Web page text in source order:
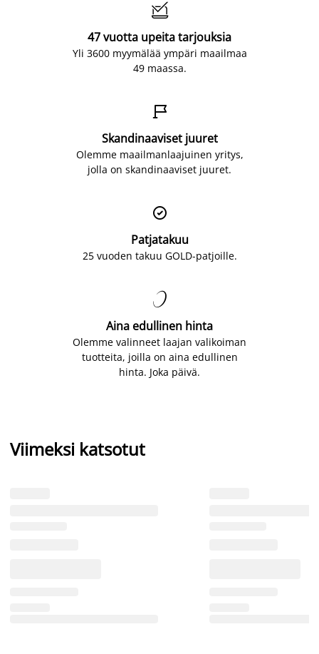

47 vuotta upeita tarjouksia
Yli 3600 myymälää ympäri maailmaa
49 maassa.

Skandinaaviset juuret
Olemme maailmanlaajuinen yritys,
jolla on skandinaaviset juuret.

Patjatakuu
25 vuoden takuu GOLD-patjoille.

Aina edullinen hinta
Olemme valinneet laajan valikoiman
tuotteita, joilla on aina edullinen
hinta. Joka päivä.
Viimeksi katsotut